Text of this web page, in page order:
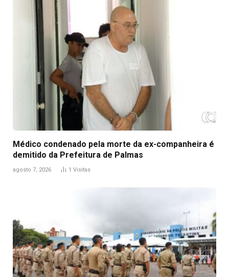
Médico condenado pela morte da ex-companheira é
demitido da Prefeitura de Palmas
agosto 7, 2026 1 Visitas